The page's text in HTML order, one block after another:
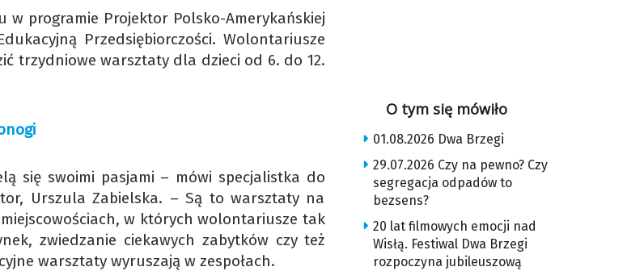
programie Projektor Polsko-Amerykańskiej
Przedsiębiorczości. Wolontariusze
trzydniowe warsztaty dla dzieci od 6. do 12.
się swoimi pasjami – mówi specjalistka do
Urszula Zabielska. – Są to warsztaty na
w których wolontariusze tak
zwiedzanie ciekawych zabytków czy też
warsztaty wyruszają w zespołach.
O tym się mówiło
01.08.2026 Dwa Brzegi
29.07.2026 Czy na pewno? Czy
segregacja odpadów to
bezsens?
20 lat filmowych emocji nad
Wisłą. Festiwal Dwa Brzegi
rozpoczyna jubileuszową